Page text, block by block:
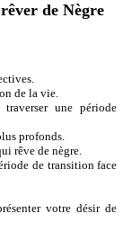
de Nègre
de la vie.
une période
profonds.
rêve de nègre.
de transition face
votre désir de